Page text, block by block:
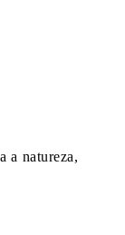
a natureza,